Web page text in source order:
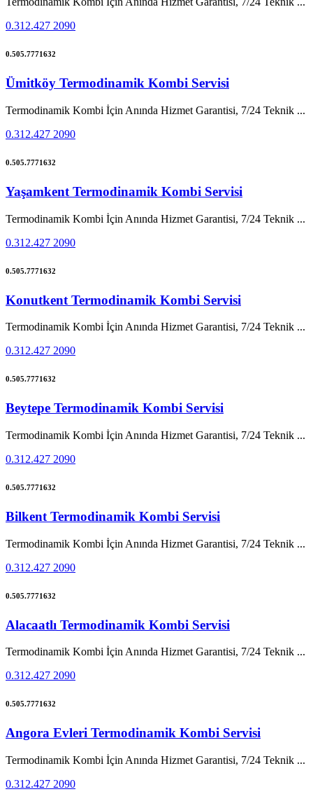
0.312.427 2090
0.505.7771632
Ümitköy Termodinamik Kombi Servisi
Termodinamik Kombi İçin Anında Hizmet Garantisi, 7/24 Teknik ...
0.312.427 2090
0.505.7771632
Yaşamkent Termodinamik Kombi Servisi
Termodinamik Kombi İçin Anında Hizmet Garantisi, 7/24 Teknik ...
0.312.427 2090
0.505.7771632
Konutkent Termodinamik Kombi Servisi
Termodinamik Kombi İçin Anında Hizmet Garantisi, 7/24 Teknik ...
0.312.427 2090
0.505.7771632
Beytepe Termodinamik Kombi Servisi
Termodinamik Kombi İçin Anında Hizmet Garantisi, 7/24 Teknik ...
0.312.427 2090
0.505.7771632
Bilkent Termodinamik Kombi Servisi
Termodinamik Kombi İçin Anında Hizmet Garantisi, 7/24 Teknik ...
0.312.427 2090
0.505.7771632
Alacaatlı Termodinamik Kombi Servisi
Termodinamik Kombi İçin Anında Hizmet Garantisi, 7/24 Teknik ...
0.312.427 2090
0.505.7771632
Angora Evleri Termodinamik Kombi Servisi
Termodinamik Kombi İçin Anında Hizmet Garantisi, 7/24 Teknik ...
0.312.427 2090